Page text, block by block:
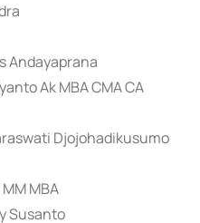
Andayaprana
Ak MBA CMA CA
Djojohadikusumo
MBA
Susanto